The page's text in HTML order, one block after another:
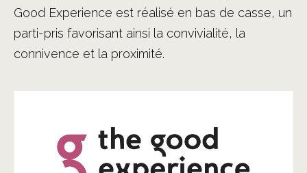
Good Experience est réalisé en bas de casse, un
parti-pris favorisant ainsi la convivialité, la
connivence et la proximité.